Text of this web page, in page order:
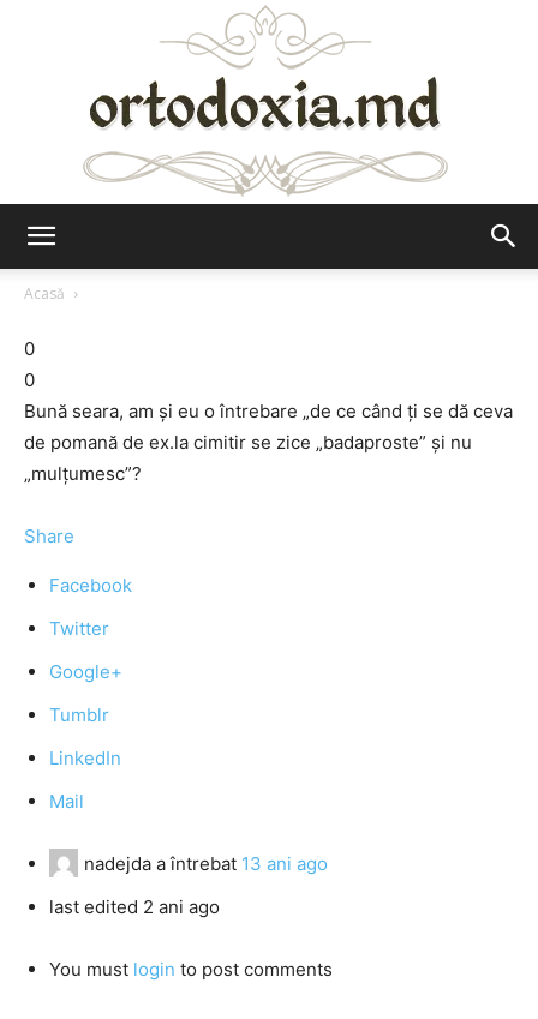
Acasă
0
0
Bună seara, am şi eu o întrebare „de ce când ţi se dă ceva
de pomană de ex.la cimitir se zice „badaproste” şi nu
„mulţumesc”?
Share
Facebook
Twitter
Google+
Tumblr
LinkedIn
Mail
nadejda a întrebat 13 ani ago
last edited 2 ani ago
You must login to post comments